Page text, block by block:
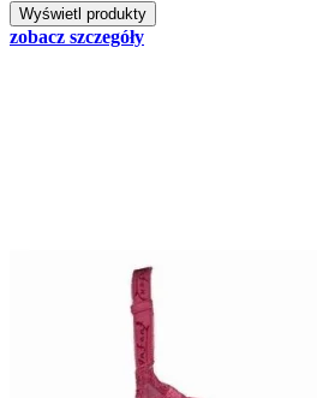
zobacz szczegóły